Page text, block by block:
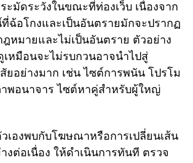
ะมัดระวังในขณะที่ท่องเว็บ เนื่องจาก
ฉ้อโกงและเป็นอันตรายมักจะปรากฏ
หมายและไม่เป็นอันตราย ตัวอย่าง
หมือนจะไม่รบกวนอาจนำไปสู่
ยอย่างมาก เช่น ไซต์การพนัน โปรโม
พอนาจาร ไซต์หาคู่สำหรับผู้ใหญ่
เองพบกับโฆษณาหรือการเปลี่ยนเส้น
งต่อเนื่อง ให้ดำเนินการทันที ตรวจ